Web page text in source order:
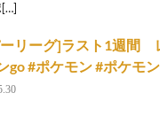
リーグ]ラスト1週間
go #ポケモン #ポケモ